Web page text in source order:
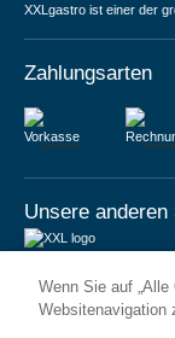
XXLgastro ist einer der
Zahlungsarten
Vorkasse
Unsere anderen
6 Rue des Bateliers
92110 Clichy | France
Wenn Sie auf
Websitenavigation